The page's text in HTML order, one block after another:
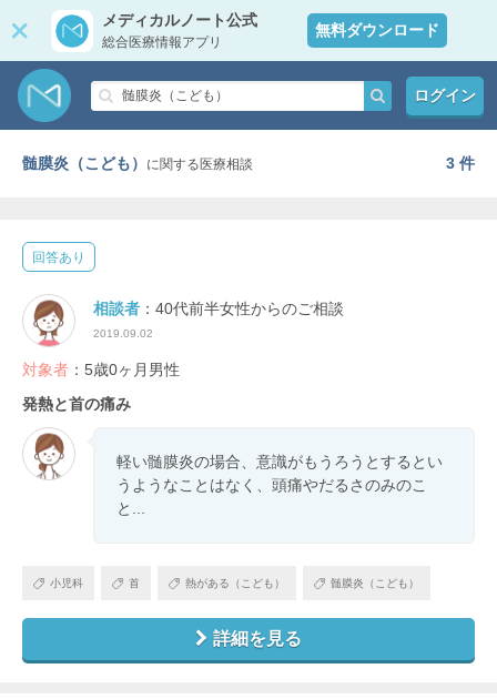
メディカルノート公式
総合医療情報アプリ
無料ダウンロード
ログイン
髄膜炎（こども） に関する医療相談 3 件
回答あり
相談者 ：40代前半女性からのご相談
2019.09.02
対象者 ：5歳0ヶ月男性
発熱と首の痛み
軽い髄膜炎の場合、意識がもうろうとするとい
うようなことはなく、頭痛やだるさのみのこ
と...
小児科 首 熱がある（こども） 髄膜炎（こども）
詳細を見る